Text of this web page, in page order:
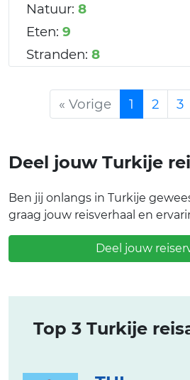
Natuur: 8
Eten: 9
Stranden: 8
« Vorige 1 2 3
Deel jouw Turkije
Ben jij onlangs in Turkije
graag jouw reisverhaal en
Deel jouw
Top 3 Turkije